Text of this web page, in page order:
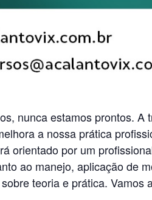
nunca estamos prontos.
a nossa prática
orientado por um
ao manejo, aplicação de
teoria e prática. Vamos